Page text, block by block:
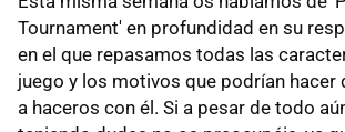
Tournament' en profundidad en su
en el que repasamos todas las
juego y los motivos que podrían hacer
a haceros con él. Si a pesar de todo